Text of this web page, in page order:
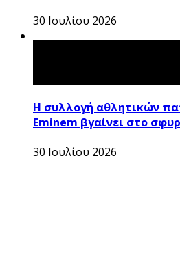
30 Ιουλίου 2026
Η συλλογή αθλητικών
Eminem βγαίνει στο
30 Ιουλίου 2026